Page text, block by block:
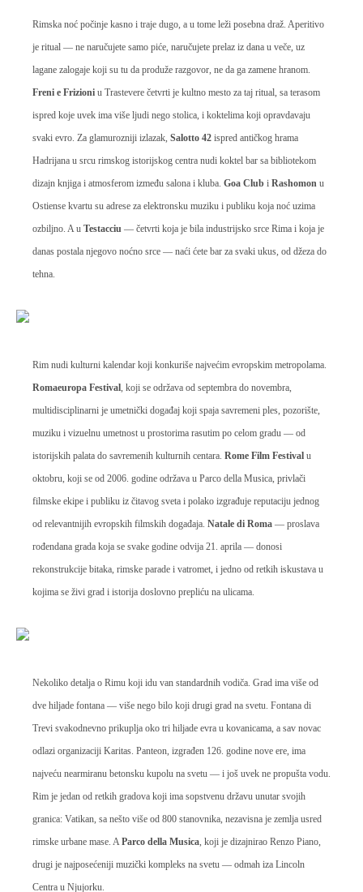
Rimska noć počinje kasno i traje dugo, a u tome leži posebna draž. Aperitivo
je ritual — ne naručujete samo piće, naručujete prelaz iz dana u veče, uz
lagane zalogaje koji su tu da produže razgovor, ne da ga zamene hranom.
Freni e Frizioni u Trastevere četvrti je kultno mesto za taj ritual, sa terasom
ispred koje uvek ima više ljudi nego stolica, i koktelima koji opravdavaju
svaki evro. Za glamurozniji izlazak, Salotto 42 ispred antičkog hrama
Hadrijana u srcu rimskog istorijskog centra nudi koktel bar sa bibliotekom
dizajn knjiga i atmosferom između salona i kluba. Goa Club i Rashomon u
Ostiense kvartu su adrese za elektronsku muziku i publiku koja noć uzima
ozbiljno. A u Testacciu — četvrti koja je bila industrijsko srce Rima i koja je
danas postala njegovo noćno srce — naći ćete bar za svaki ukus, od džeza do
tehna.
Rim nudi kulturni kalendar koji konkuriše najvećim evropskim metropolama.
Romaeuropa Festival, koji se održava od septembra do novembra,
multidisciplinarni je umetnički događaj koji spaja savremeni ples, pozorište,
muziku i vizuelnu umetnost u prostorima rasutim po celom gradu — od
istorijskih palata do savremenih kulturnih centara. Rome Film Festival u
oktobru, koji se od 2006. godine održava u Parco della Musica, privlači
filmske ekipe i publiku iz čitavog sveta i polako izgrađuje reputaciju jednog
od relevantnijih evropskih filmskih događaja. Natale di Roma — proslava
rođendana grada koja se svake godine odvija 21. aprila — donosi
rekonstrukcije bitaka, rimske parade i vatromet, i jedno od retkih iskustava u
kojima se živi grad i istorija doslovno prepliću na ulicama.
Nekoliko detalja o Rimu koji idu van standardnih vodiča. Grad ima više od
dve hiljade fontana — više nego bilo koji drugi grad na svetu. Fontana di
Trevi svakodnevno prikuplja oko tri hiljade evra u kovanicama, a sav novac
odlazi organizaciji Karitas. Panteon, izgrađen 126. godine nove ere, ima
najveću nearmiranu betonsku kupolu na svetu — i još uvek ne propušta vodu.
Rim je jedan od retkih gradova koji ima sopstvenu državu unutar svojih
granica: Vatikan, sa nešto više od 800 stanovnika, nezavisna je zemlja usred
rimske urbane mase. AParco della Musica, koji je dizajnirao Renzo Piano,
drugi je najposećeniji muzički kompleks na svetu — odmah iza Lincoln
Centra u Njujorku.